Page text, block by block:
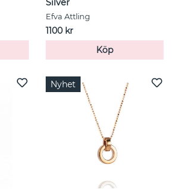
Silver
Efva Attling
1100 kr
Köp
Nyhet